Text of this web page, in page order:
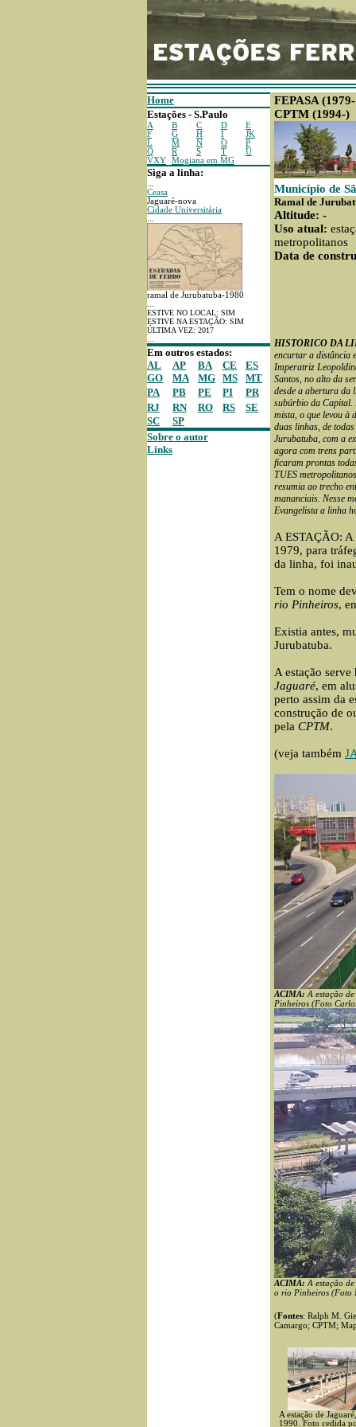
Home
Estações - S.Paulo
A B C D
E
F
G H I
JK
L
M N O
P
Q
R S T
U
VXY
Mogiana em MG
Siga a linha:
Ceasa
Jaguaré-nova
Cidade Universitária
ramal de Jurubatuba-1980
ESTIVE NO LOCAL: SIM
ESTIVE NA ESTAÇÃO: SIM
ÚLTIMA VEZ: 2017
Em outros estados:
AL
AP BA CE
ES
GO
MA MG MS
MT
PA
PB PE PI
PR
RJ
RN RO RS
SE
SC
SP
Sobre o autor
Links
FEPASA
CPTM (1994-)
Município de
Ramal de
Altitude: -
Uso atual:
metropolitanos
Data de
HISTORICO DA
encurtar a distância
Imperatriz
Santos, no alto da
desde a abertura da
subúrbio da Capital.
mista, o que levou à
duas linhas, de
Jurubatuba, com a
agora com trens
ficaram prontas
TUES
resumia ao trecho
mananciais. Nesse
Evangelista a linha
A ESTAÇÃO:
1979, para
da linha, foi
Tem o nome
rio Pinheiros,
Existia antes,
Jurubatuba.
A estação
Jaguaré, em
perto assim da
construção de
pela CPTM.
(veja também
ACIMA: A estação
Pinheiros (Foto
ACIMA: A estação
o rio Pinheiros (Foto
(Fontes: Ralph M.
Camargo; CPTM;
A estação de
1990. Foto cedida